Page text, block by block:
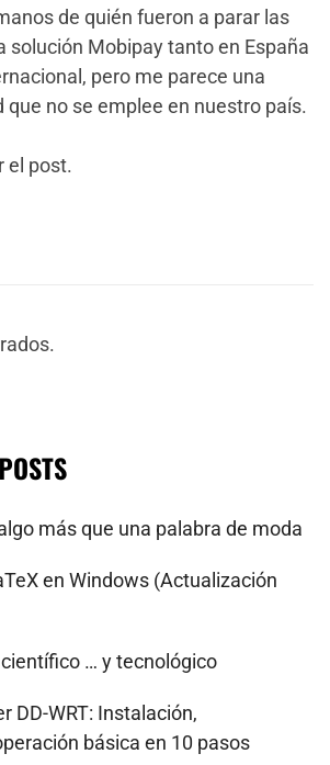
de quién fueron a parar las
solución Mobipay tanto en España
pero me parece una
que no se emplee en nuestro país.
el post.
más que una palabra de moda
en Windows (Actualización
… y tecnológico
DD-WRT: Instalación,
básica en 10 pasos